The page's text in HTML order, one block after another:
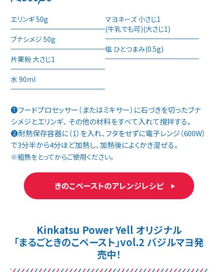
エリンギ 50g
ブナシメジ 50g
片栗粉 大さじ1
水 90ml
マヨネーズ 小さじ1
(牛乳でも可)(大さじ1)
塩 ひとつまみ(0.5g)
❶フードプロセッサー（またはミキサー）に石づきを切ったブナ
シメジとエリンギ、 その他の材料をすべて入れて撹拌する。
❷耐熱保存容器に（1）を入れ、フタをせずに電子レンジ（600W）
で3分半から4分ほど加熱し、加熱後によくかき混ぜる。
※粗熱をとってからご使用ください。
きのこペーストのアレンジレシピ
Kinkatsu Power Yell オリジナル
「まるごときのこペースト」vol.2 バジルマヨ発
売中！